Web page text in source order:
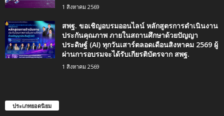
1 สิงหาคม 2569
สพฐ. ขอเชิญอบรมออนไลน์ หลักสูตรการดำเนินงาน
ประกันคุณภาพ ภายในสถานศึกษาด้วยปัญญา
ประดิษฐ์ (AI) ทุกวันเสาร์ตลอดเดือนสิงหาคม 2569 ผู้
ผ่านการอบรมจะได้รับเกียรติบัตรจาก สพฐ.
1 สิงหาคม 2569
ประเภทยอดนิยม